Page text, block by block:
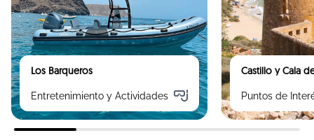
Los Barqueros
Entretenimiento y Actividades
Castillo y Cala
Puntos de